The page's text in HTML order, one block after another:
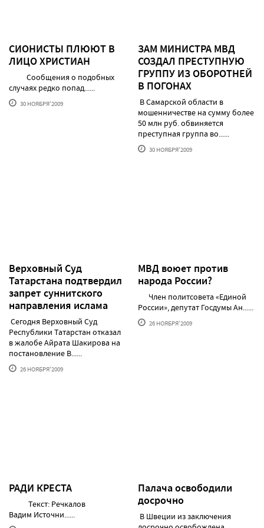
СИОНИСТЫ ПЛЮЮТ В
ЛИЦО ХРИСТИАН
Сообщения о подобных
случаях редко попад......
30 НОЯБРЯ'2009
ЗАМ МИНИСТРА МВД
СОЗДАЛ ПРЕСТУПНУЮ
ГРУППУ ИЗ ОБОРОТНЕЙ
В ПОГОНАХ
В Самарской области в
мошенничестве на сумму более
50 млн руб. обвиняется
преступная группа во......
30 НОЯБРЯ'2009
Верховный Суд
Татарстана подтвердил
запрет суннитского
направления ислама
Сегодня Верховный Суд
Республики Татарстан отказал
в жалобе Айрата Шакирова на
постановление В......
26 НОЯБРЯ'2009
МВД воюет против
народа России?
Член политсовета «Единой
России», депутат Госдумы Ан......
26 НОЯБРЯ'2009
РАДИ КРЕСТА
Текст: Речкалов
Вадим Источни......
Палача освободили
досрочно
В Швеции из заключения